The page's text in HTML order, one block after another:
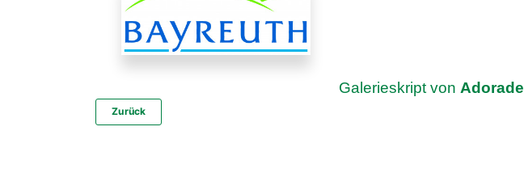
Galerieskript von Adorade
Zurück